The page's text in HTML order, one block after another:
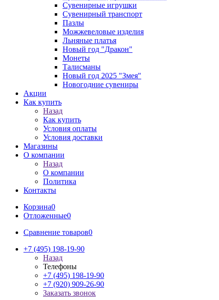
Сувенирные игрушки
Сувенирный транспорт
Пазлы
Можжевеловые изделия
Льняные платья
Новый год "Дракон"
Монеты
Талисманы
Новый год 2025 "Змея"
Новогодние сувениры
Акции
Как купить
Назад
Как купить
Условия оплаты
Условия доставки
Магазины
О компании
Назад
О компании
Политика
Контакты
Корзина0
Отложенные0
Сравнение товаров0
+7 (495) 198-19-90
Назад
Телефоны
+7 (495) 198-19-90
+7 (920) 909-26-90
Заказать звонок